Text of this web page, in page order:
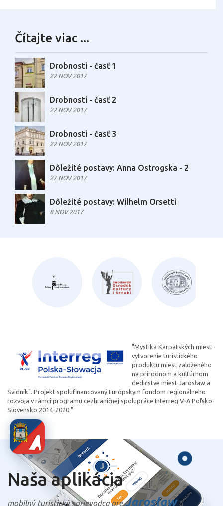
Čítajte viac ...
Drobnosti - časť 1
22 NOV 2017
Drobnosti - časť 2
22 NOV 2017
Drobnosti - časť 3
22 NOV 2017
Dôležité postavy: Anna Ostrogska - 2
27 NOV 2017
Dôležité postavy: Wilhelm Orsetti
8 NOV 2017
"Mystika Karpatských miest -
vytvorenie turistického
produktu miest založeného
na prírodnom a kultúrnom
dedičstve miest Jarosław a
Svidník". Projekt spolufinancovaný Európskym fondom regionálneho
rozvoja v rámci programu cezhraničnej spolupráce Interreg V-A Poľsko-
Slovensko 2014-2020 "
Naša aplikácia
mobilný turistický sprievodca preJarosława